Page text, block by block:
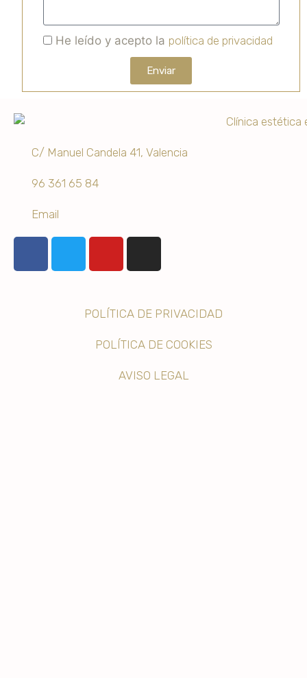
He leído y acepto la política de privacidad
Enviar
C/ Manuel Candela 41, Valencia
96 361 65 84
Email
POLÍTICA DE PRIVACIDAD
POLÍTICA DE COOKIES
AVISO LEGAL